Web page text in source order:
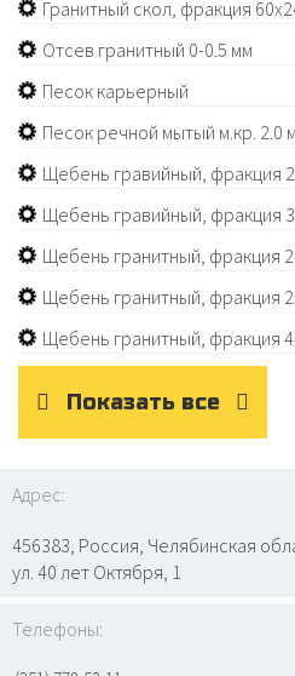
Гранитный скол, фракция
Отсев гранитный 0-0.5 мм
Песок карьерный
Песок речной мытый м.кр. 2.0
Щебень гравийный, фракция
Щебень гравийный, фракция
Щебень гранитный, фракция
Щебень гранитный, фракция
Щебень гранитный, фракция
Показать все
Адрес:
456383, Россия, Челябинская
ул. 40 лет Октября, 1
Телефоны: